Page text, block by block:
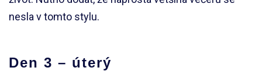
nesla v tomto stylu.
Den 3 – úterý